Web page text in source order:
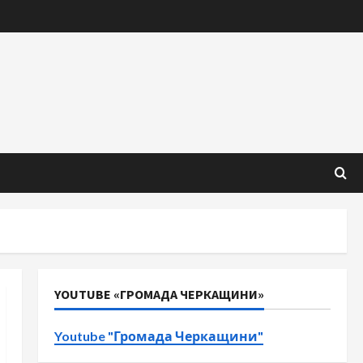
YOUTUBE «ГРОМАДА ЧЕРКАЩИНИ»
Youtube "Громада Черкащини"